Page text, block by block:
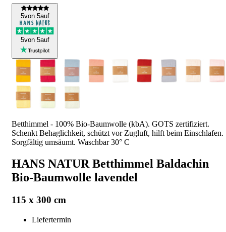
5von 5auf
5von 5auf
Betthimmel - 100% Bio-Baumwolle (kbA). GOTS zertifiziert.
Schenkt Behaglichkeit, schützt vor Zugluft, hilft beim Einschlafen.
Sorgfältig umsäumt. Waschbar 30° C
HANS NATUR Betthimmel Baldachin
Bio-Baumwolle lavendel
115 x 300 cm
Liefertermin